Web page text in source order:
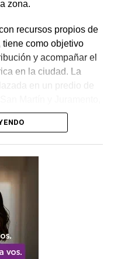
zona.
recursos propios de
tiene como objetivo
y acompañar el
en la ciudad. La
en un predio de
técnicas de
de una
13,2 KV, equipada
16 MVA y todos los
medición y
un